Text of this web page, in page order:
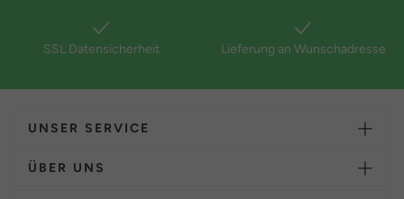
SSL Datensicherheit Lieferung an Wunschadresse
UNSER SERVICE
ÜBER UNS